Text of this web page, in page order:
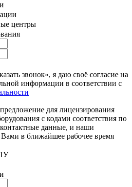
центры
звонок», я даю своё согласие на
информации в соответствии с
для лицензирования
с кодами соответствия по
данные, и наши
в ближайшее рабочее время